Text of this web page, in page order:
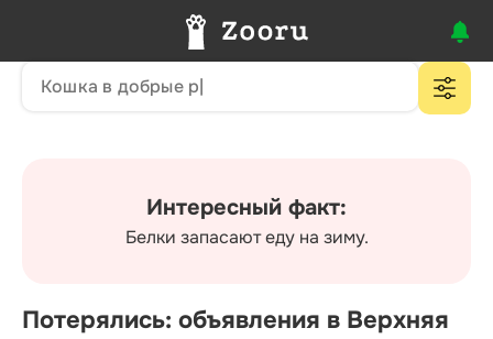
Интересный факт:
Белки запасают еду на зиму.
Потерялись: объявления в Верхняя